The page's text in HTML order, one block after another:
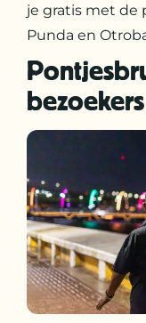
je gratis met de
Punda en
bezoekers